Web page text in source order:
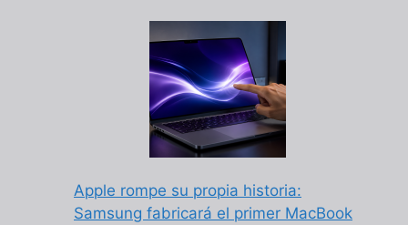
Apple rompe su propia historia:
Samsung fabricará el primer MacBook